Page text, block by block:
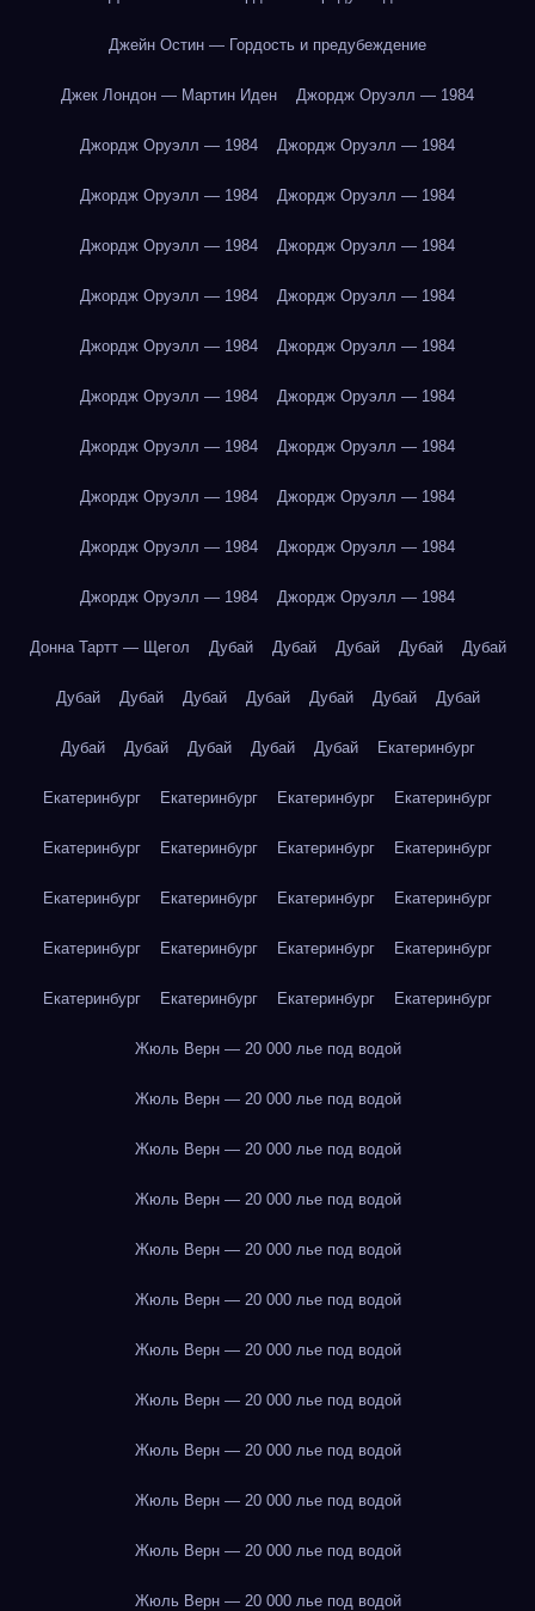
Джейн Остин — Гордость и предубеждение
Джек Лондон — Мартин Иден Джордж Оруэлл — 1984
Джордж Оруэлл — 1984 Джордж Оруэлл — 1984
Джордж Оруэлл — 1984 Джордж Оруэлл — 1984
Джордж Оруэлл — 1984 Джордж Оруэлл — 1984
Джордж Оруэлл — 1984 Джордж Оруэлл — 1984
Джордж Оруэлл — 1984 Джордж Оруэлл — 1984
Джордж Оруэлл — 1984 Джордж Оруэлл — 1984
Джордж Оруэлл — 1984 Джордж Оруэлл — 1984
Джордж Оруэлл — 1984 Джордж Оруэлл — 1984
Джордж Оруэлл — 1984 Джордж Оруэлл — 1984
Джордж Оруэлл — 1984 Джордж Оруэлл — 1984
Донна Тартт — Щегол Дубай Дубай Дубай Дубай Дубай
Дубай Дубай Дубай Дубай Дубай Дубай Дубай
Дубай Дубай Дубай Дубай Дубай Екатеринбург
Екатеринбург Екатеринбург Екатеринбург Екатеринбург
Екатеринбург Екатеринбург Екатеринбург Екатеринбург
Екатеринбург Екатеринбург Екатеринбург Екатеринбург
Екатеринбург Екатеринбург Екатеринбург Екатеринбург
Екатеринбург Екатеринбург Екатеринбург Екатеринбург
Жюль Верн — 20 000 лье под водой
Жюль Верн — 20 000 лье под водой
Жюль Верн — 20 000 лье под водой
Жюль Верн — 20 000 лье под водой
Жюль Верн — 20 000 лье под водой
Жюль Верн — 20 000 лье под водой
Жюль Верн — 20 000 лье под водой
Жюль Верн — 20 000 лье под водой
Жюль Верн — 20 000 лье под водой
Жюль Верн — 20 000 лье под водой
Жюль Верн — 20 000 лье под водой
Жюль Верн — 20 000 лье под водой